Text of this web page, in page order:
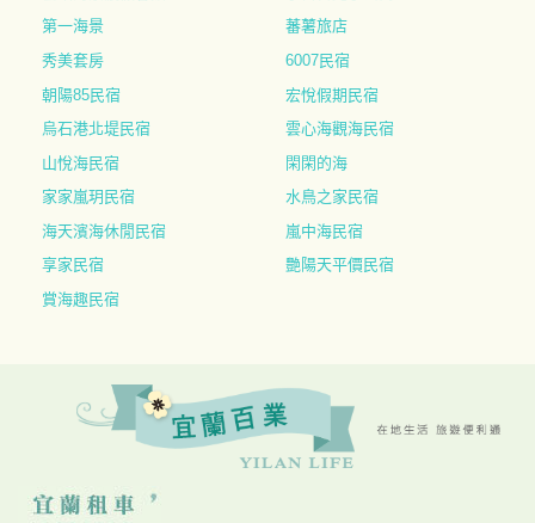
第一海景
蕃薯旅店
秀美套房
6007民宿
朝陽85民宿
宏悅假期民宿
烏石港北堤民宿
雲心海觀海民宿
山悅海民宿
閑閑的海
家家嵐玥民宿
水鳥之家民宿
海天濱海休閒民宿
嵐中海民宿
享家民宿
艷陽天平價民宿
賞海趣民宿